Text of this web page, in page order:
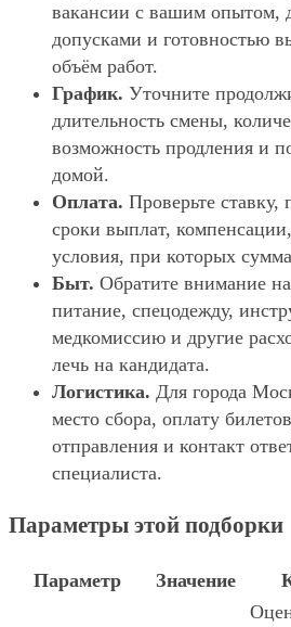
вакансии с вашим опытом,
допусками и готовностью
объём работ.
График. Уточните
длительность смены,
возможность продления и
домой.
Оплата. Проверьте
сроки выплат,
условия, при которых
Быт. Обратите внимание
питание, спецодежду,
медкомиссию и другие
лечь на кандидата.
Логистика. Для города
место сбора, оплату
отправления и контакт
специалиста.
Параметры этой подборки
Параметр Значение